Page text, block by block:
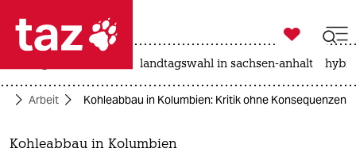
 taz zahl ich
taz zahl ich
themen

taz zahl ich
landtagswahl in sachsen-anhalt
Arbeit Kohleabbau in Kolumbien: Kritik ohne Konsequenzen
Kohleabbau in Kolumbien